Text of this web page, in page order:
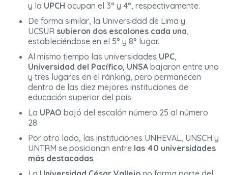
y la UPCH ocupan el 3° y 4°, respectivamente.
De forma similar, la Universidad de Lima y
UCSUR subieron dos escalones cada una,
estableciéndose en el 5° y 8° lugar.
Al mismo tiempo las universidades UPC,
Universidad del Pacífico, UNSA bajaron entre uno
y tres lugares en el ránking, pero permanecen
dentro de las diez mejores instituciones de
educación superior del país.
La UPAO bajó del escalón número 25 al número
28.
Por otro lado, las instituciones UNHEVAL, UNSCH y
UNTRM se posicionan entre las 40 universidades
más destacadas.